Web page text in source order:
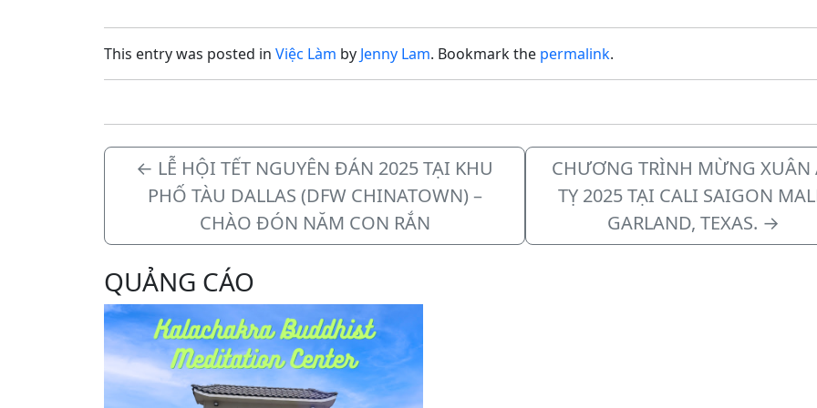
This entry was posted in Việc Làm by Jenny Lam. Bookmark the permalink.
← LỄ HỘI TẾT NGUYÊN ĐÁN 2025 TẠI KHU
PHỐ TÀU DALLAS (DFW CHINATOWN) –
CHÀO ĐÓN NĂM CON RẮN
CHƯƠNG TRÌNH MỪNG XUÂN
TỴ 2025 TẠI CALI SAIGON
GARLAND, TEXAS. →
QUẢNG CÁO